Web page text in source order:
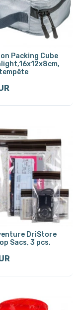
Packing Cube
DriStore
Sacs, 3 pcs.